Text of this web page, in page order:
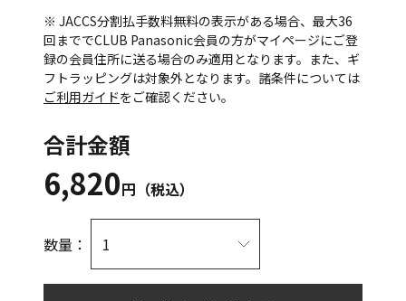
※ JACCS分割払手数料無料の表示がある場合、最大36
回まででCLUB Panasonic会員の方がマイページにご登
録の会員住所に送る場合のみ適用となります。また、ギ
フトラッピングは対象外となります。諸条件については
ご利用ガイドをご確認ください。
合計金額
6,820円（税込）
数量：